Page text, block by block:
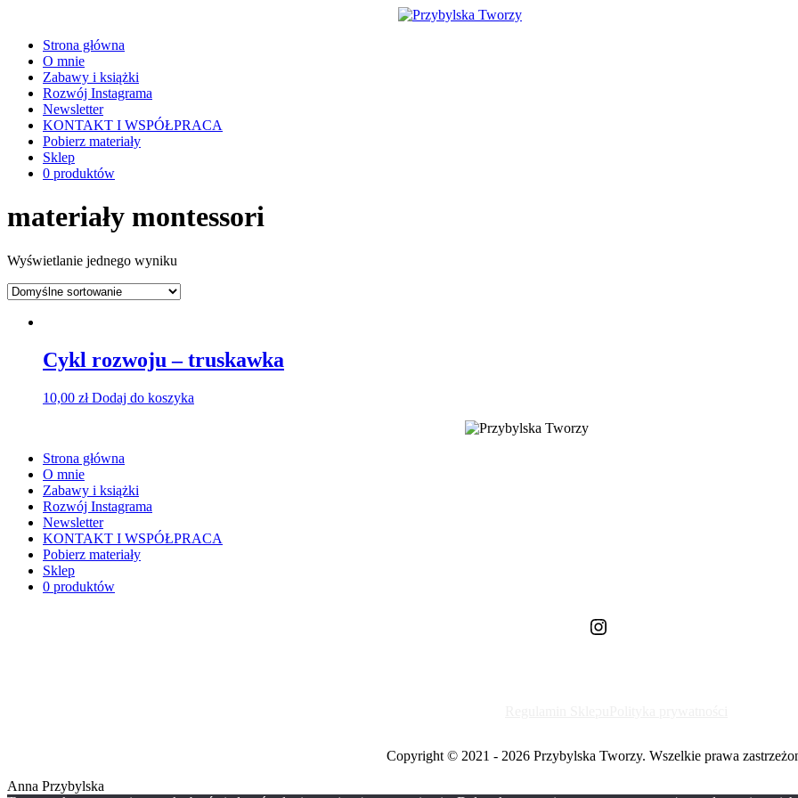
Strona główna
O mnie
Zabawy i książki
Rozwój Instagrama
Newsletter
KONTAKT I WSPÓŁPRACA
Pobierz materiały
Sklep
0 produktów
materiały montessori
Wyświetlanie jednego wyniku
Cykl rozwoju – truskawka
10,00 zł Dodaj do koszyka
Strona główna
O mnie
Zabawy i książki
Rozwój Instagrama
Newsletter
KONTAKT I WSPÓŁPRACA
Pobierz materiały
Sklep
0 produktów
Instagram
Copyright © 2021 - 2026 Przybylska Tworzy. Wszelkie prawa
Anna Przybylska